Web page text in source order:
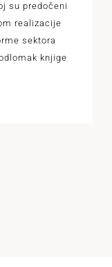
su predočeni
realizacije
sektora
knjige